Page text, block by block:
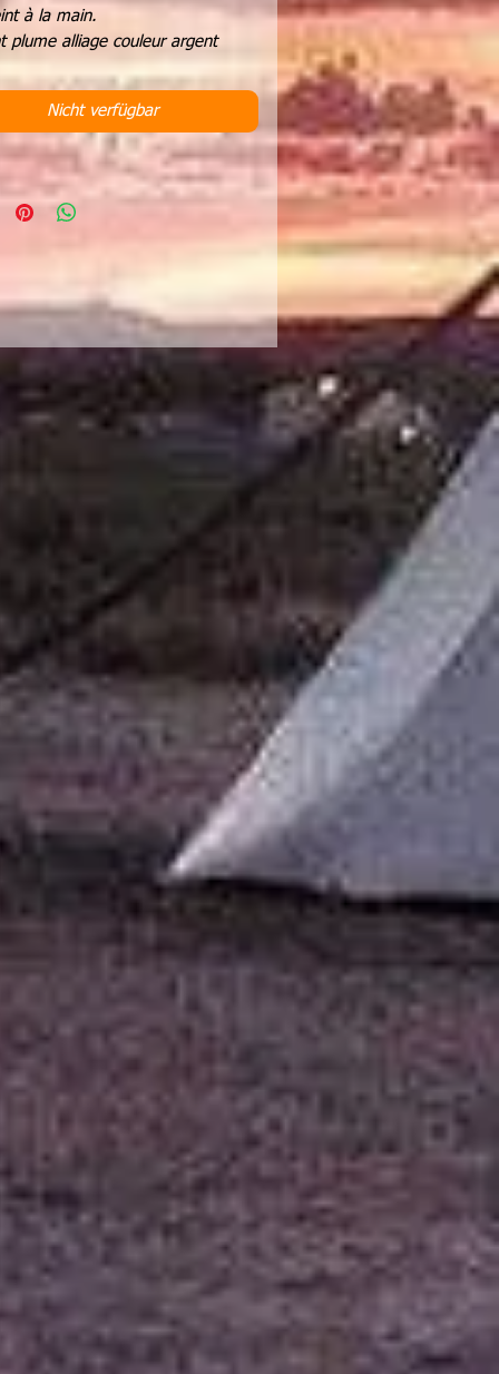
à la main.
plume alliage couleur argent
du pendentif 7 centimètres
tour de cou 27 cms soit une
du fil cuir noir de 54 cms
artisanale
réalisation est unique
Nicht verfügbar